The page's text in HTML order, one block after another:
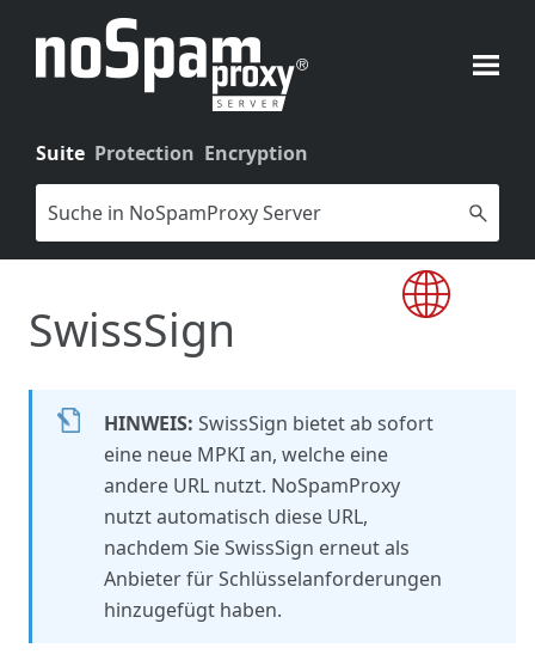
Zu Hauptinhalt springen
Suite Protection Encryption
SwissSign
HINWEIS:SwissSign bietet ab sofort
eine neue MPKI an, welche eine
andere URL nutzt. NoSpamProxy
nutzt automatisch diese URL,
nachdem Sie SwissSign erneut als
Anbieter für Schlüsselanforderungen
hinzugefügt haben.